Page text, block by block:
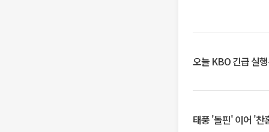
오늘 KBO 긴급 실
태풍 '돌핀' 이어 '